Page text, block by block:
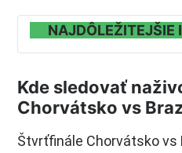
NAJDÔLEŽITEJŠIE
Kde sledovať
Chorvátsko vs
Štvrťfinále Chorvátsko vs